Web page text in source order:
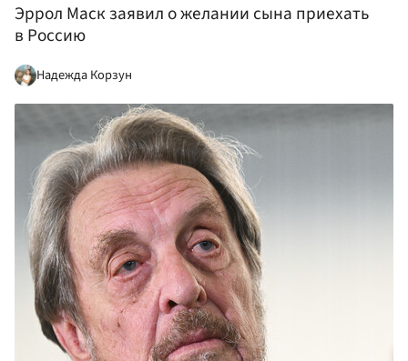
Эррол Маск заявил о желании сына приехать
в Россию
Надежда Корзун